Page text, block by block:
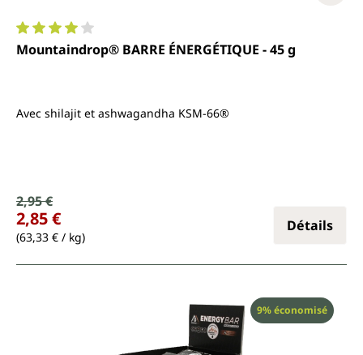
Note moyenne de 4 sur 5 étoiles
Mountaindrop® BARRE ÉNERGÉTIQUE - 45 g
Avec shilajit et ashwagandha KSM-66®
Prix de vente :
Prix régulier :
2,95 €
2,85 €
(63,33 € / kg)
Détails
Réduction
9% économisé